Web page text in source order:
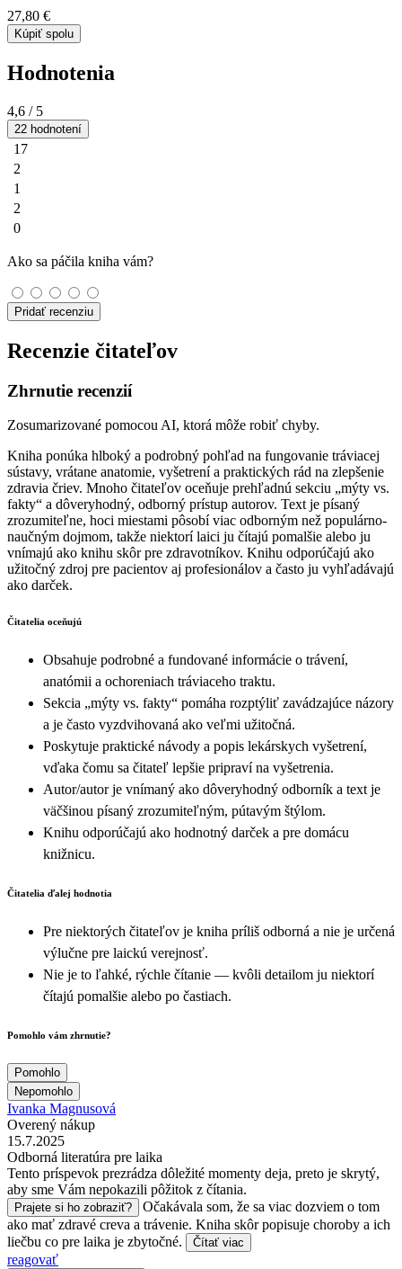
27,80 €
Kúpiť spolu
Hodnotenia
4,6 / 5
22 hodnotení
17
2
1
2
0
Ako sa páčila kniha vám?
Pridať recenziu
Recenzie čitateľov
Zhrnutie recenzií
Zosumarizované pomocou AI, ktorá môže robiť chyby.
Kniha ponúka hlboký a podrobný pohľad na fungovanie tráviacej
sústavy, vrátane anatomie, vyšetrení a praktických rád na zlepšenie
zdravia čriev. Mnoho čitateľov oceňuje prehľadnú sekciu „mýty vs.
fakty“ a dôveryhodný, odborný prístup autorov. Text je písaný
zrozumiteľne, hoci miestami pôsobí viac odborným než populárno-
naučným dojmom, takže niektorí laici ju čítajú pomalšie alebo ju
vnímajú ako knihu skôr pre zdravotníkov. Knihu odporúčajú ako
užitočný zdroj pre pacientov aj profesionálov a často ju vyhľadávajú
ako darček.
Čitatelia oceňujú
Obsahuje podrobné a fundované informácie o trávení,
anatómii a ochoreniach tráviaceho traktu.
Sekcia „mýty vs. fakty“ pomáha rozptýliť zavádzajúce názory
a je často vyzdvihovaná ako veľmi užitočná.
Poskytuje praktické návody a popis lekárskych vyšetrení,
vďaka čomu sa čitateľ lepšie pripraví na vyšetrenia.
Autor/autor je vnímaný ako dôveryhodný odborník a text je
väčšinou písaný zrozumiteľným, pútavým štýlom.
Knihu odporúčajú ako hodnotný darček a pre domácu
knižnicu.
Čitatelia ďalej hodnotia
Pre niektorých čitateľov je kniha príliš odborná a nie je určená
výlučne pre laickú verejnosť.
Nie je to ľahké, rýchle čítanie — kvôli detailom ju niektorí
čítajú pomalšie alebo po častiach.
Pomohlo vám zhrnutie?
Pomohlo
Nepomohlo
Ivanka Magnusová
Overený nákup
15.7.2025
Odborná literatúra pre laika
Tento príspevok prezrádza dôležité momenty deja, preto je skrytý,
aby sme Vám nepokazili pôžitok z čítania.
Prajete si ho zobraziť?
Očakávala som, že sa viac dozviem o tom
ako mať zdravé creva a trávenie. Kniha skôr popisuje choroby a ich
liečbu co pre laika je zbytočné.
Čítať viac
reagovať